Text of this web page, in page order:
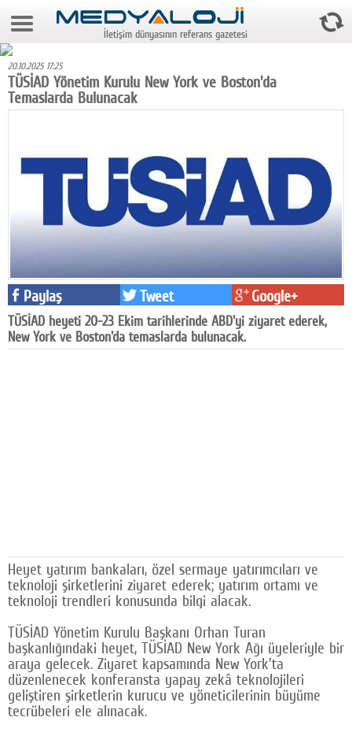
8 Ağustos 2026 19:41:45
Foto Galeri
Video Galeri
Medya
Reyting-tiraj
Dünya
Pr
Yazarlar
Künye
SOSYAL MEDYA
Facebook
Twitter
İletişim dünyasının referans gazetesi
20.10.2025 17:25
TÜSİAD Yönetim Kurulu New York ve Boston'da
Temaslarda Bulunacak
Paylaş Tweet Google+
TÜSİAD heyeti 20-23 Ekim tarihlerinde ABD'yi ziyaret ederek,
New York ve Boston'da temaslarda bulunacak.
Heyet yatırım bankaları, özel sermaye yatırımcıları ve
teknoloji şirketlerini ziyaret ederek; yatırım ortamı ve
teknoloji trendleri konusunda bilgi alacak.
TÜSİAD Yönetim Kurulu Başkanı Orhan Turan
başkanlığındaki heyet, TÜSİAD New York Ağı üyeleriyle bir
araya gelecek. Ziyaret kapsamında New York'ta
düzenlenecek konferansta yapay zekâ teknolojileri
geliştiren şirketlerin kurucu ve yöneticilerinin büyüme
tecrübeleri ele alınacak.